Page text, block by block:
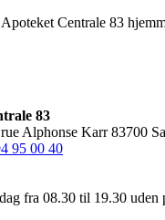
Centrale 83
83
Alphonse Karr 83700
95 00 40
fra 08.30 til 19.30 uden